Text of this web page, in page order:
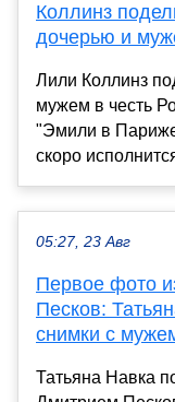
Коллинз
дочерью и
Лили Коллинз
мужем в честь
"Эмили в
скоро
05:27, 23 Авг
Первое фото
Песков:
снимки с
Татьяна Навка